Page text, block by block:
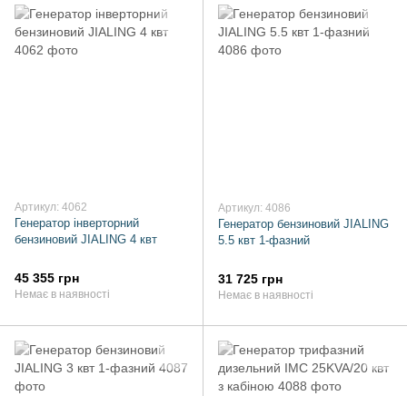
Артикул: 4062
Генератор інверторний
бензиновий JIALING 4 квт
45 355 грн
Немає в наявності
Артикул: 4086
Генератор бензиновий JIALING
5.5 квт 1-фазний
31 725 грн
Немає в наявності